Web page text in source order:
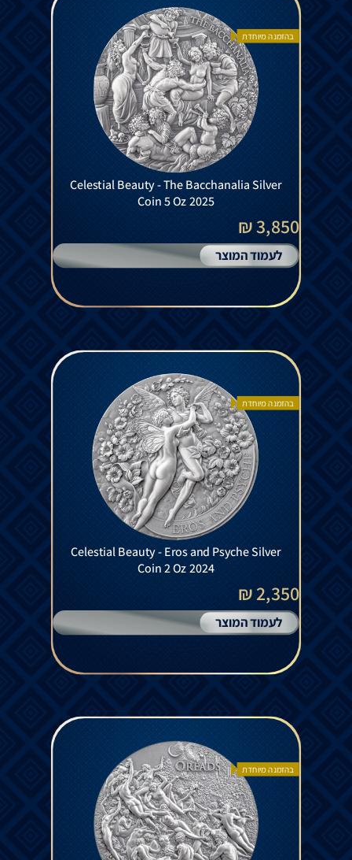
בהזמנה מיוחדת
Celestial Beauty - The Bacchanalia Silver
Coin 5 Oz 2025
3,850 ₪
לעמוד המוצר
בהזמנה מיוחדת
Celestial Beauty - Eros and Psyche Silver
Coin 2 Oz 2024
2,350 ₪
לעמוד המוצר
בהזמנה מיוחדת